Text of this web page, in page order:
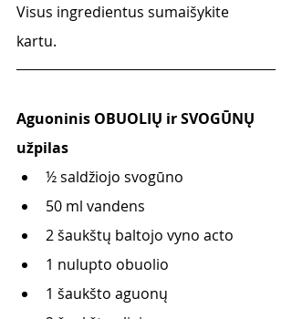
Visus ingredientus sumaišykite
kartu.
Aguoninis OBUOLIŲ ir SVOGŪNŲ
užpilas
½ saldžiojo svogūno
50 ml vandens
2 šaukštų baltojo vyno acto
1 nulupto obuolio
1 šaukšto aguonų